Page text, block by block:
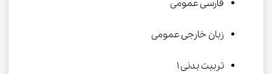
فارسی عمومی
زبان خارجی عمومی
تربیت بدنی ۱